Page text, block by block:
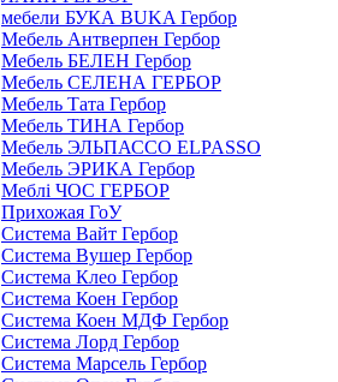
мебели БУКА BUKA Гербор
Мебель Антверпен Гербор
Мебель БЕЛЕН Гербор
Мебель СЕЛЕНА ГЕРБОР
Мебель Тата Гербор
Мебель ТИНА Гербор
Мебель ЭЛЬПАССО ELPASSO
Мебель ЭРИКА Гербор
Меблі ЧОС ГЕРБОР
Прихожая ГоУ
Система Вайт Гербор
Система Вушер Гербор
Система Клео Гербор
Система Коен Гербор
Система Коен МДФ Гербор
Система Лорд Гербор
Система Марсель Гербор